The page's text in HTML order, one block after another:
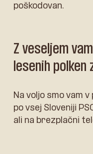
poškodovan.
Z veseljem
lesenih polken
Na voljo smo vam
po vsej Sloveniji
ali na brezplačni